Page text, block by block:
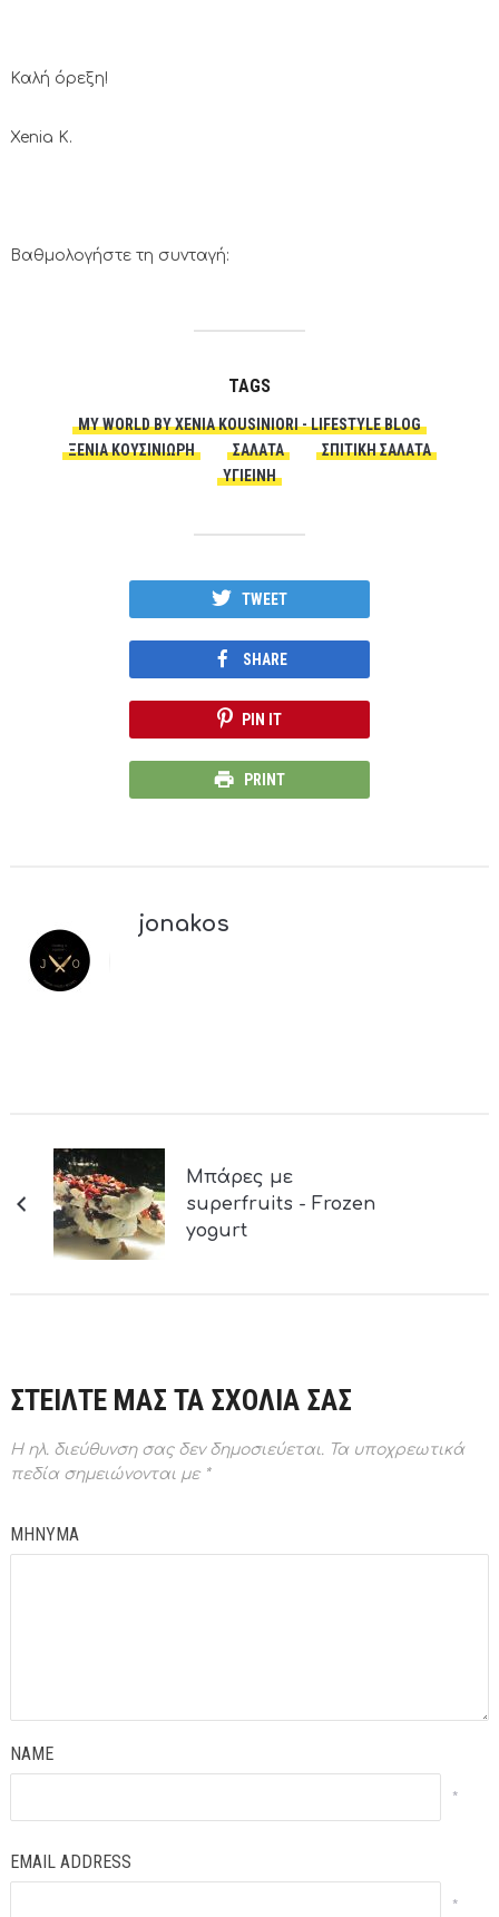
Καλή όρεξη!
Xenia K.
Βαθμολογήστε τη συνταγή:
TAGS
MY WORLD BY XENIA KOUSINIORI - LIFESTYLE BLOG
ΞΈΝΙΑ ΚΟΥΣΙΝΙΏΡΗ
ΣΑΛΆΤΑ
ΣΠΙΤΙΚΉ ΣΑΛΆΤΑ
ΥΓΙΕΙΝΉ
TWEET
SHARE
PIN IT
PRINT
jonakos
Μπάρες με
superfruits - Frozen
yogurt
ΣΤΕΙΛΤΕ ΜΑΣ ΤΑ ΣΧΟΛΙΑ ΣΑΣ
Η ηλ. διεύθυνση σας δεν δημοσιεύεται.Τα υποχρεωτικά
πεδία σημειώνονται με *
ΜΗΝΥΜΑ
NAME
*
EMAIL ADDRESS
*